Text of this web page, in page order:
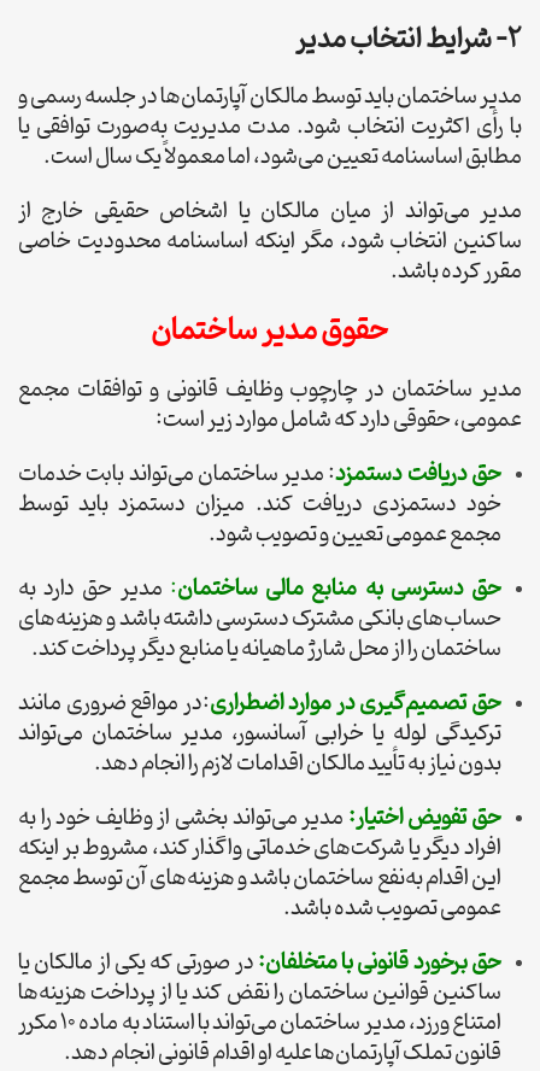
2- شرایط انتخاب مدیر
مدیر ساختمان باید توسط مالکان آپارتمان‌ها در جلسه رسمی و
با رأی اکثریت انتخاب شود. مدت مدیریت به‌صورت توافقی یا
مطابق اساسنامه تعیین می‌شود، اما معمولاً یک سال است.
مدیر می‌تواند از میان مالکان یا اشخاص حقیقی خارج از
ساکنین انتخاب شود، مگر اینکه اساسنامه محدودیت خاصی
مقرر کرده باشد.
حقوق مدیر ساختمان
مدیر ساختمان در چارچوب وظایف قانونی و توافقات مجمع
عمومی، حقوقی دارد که شامل موارد زیر است:
حق دریافت دستمزد: مدیر ساختمان می‌تواند بابت خدمات
خود دستمزدی دریافت کند. میزان دستمزد باید توسط
مجمع عمومی تعیین و تصویب شود.
حق دسترسی به منابع مالی ساختمان: مدیر حق دارد به
حساب‌های بانکی مشترک دسترسی داشته باشد و هزینه‌های
ساختمان را از محل شارژ ماهیانه یا منابع دیگر پرداخت کند.
حق تصمیم‌گیری در موارد اضطراری:در مواقع ضروری مانند
ترکیدگی لوله یا خرابی آسانسور، مدیر ساختمان می‌تواند
بدون نیاز به تأیید مالکان اقدامات لازم را انجام دهد.
حق تفویض اختیار: مدیر می‌تواند بخشی از وظایف خود را به
افراد دیگر یا شرکت‌های خدماتی واگذار کند، مشروط بر اینکه
این اقدام به‌نفع ساختمان باشد و هزینه‌های آن توسط مجمع
عمومی تصویب شده باشد.
حق برخورد قانونی با متخلفان:در صورتی که یکی از مالکان یا
ساکنین قوانین ساختمان را نقض کند یا از پرداخت هزینه‌ها
امتناع ورزد، مدیر ساختمان می‌تواند با استناد به ماده 10 مکرر
قانون تملک آپارتمان‌ها علیه او اقدام قانونی انجام دهد.